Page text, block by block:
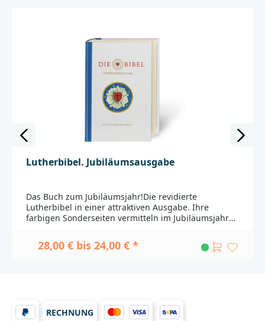
Lutherbibel. Jubiläumsausgabe
Das Buch zum Jubiläumsjahr!Die revidierte
Lutherbibel in einer attraktiven Ausgabe. Ihre
farbigen Sonderseiten vermitteln im Jubiläumsjahr
und Bibelübersetzer – mit Hintergrundinformationen
zur Revision 2017. Mit Apokryphen und farbigen
1513Die reformatorische Wende und der Streit um
den Ablass 1513–1518Der Prozess gegen Luther und
28,00 € bis 24,00 € *
RECHNUNG